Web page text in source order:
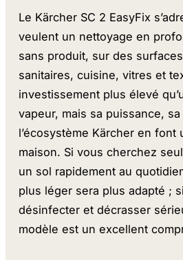
Le Kärcher SC 2 EasyFix
veulent un nettoyage en
sans produit, sur des
sanitaires, cuisine, vitres et
investissement plus élevé
vapeur, mais sa puissance,
l’écosystème Kärcher en font
maison. Si vous cherchez
un sol rapidement au
plus léger sera plus adapté ;
désinfecter et décrasser
modèle est un excellent